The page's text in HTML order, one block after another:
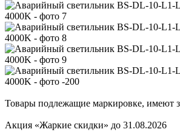
Товары подлежащие маркировке, имеют
Акция «Жаркие скидки» до 31.08.2026